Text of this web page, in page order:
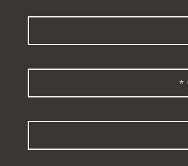
שם
דואר
טלפון